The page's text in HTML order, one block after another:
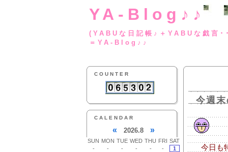
YA-Blog♪♪
(YABUな日記帳♪
＝YA-Blog♪♪
COUNTER
CALENDAR
« 2026.8 »
SUN MON TUE WED THU FRI SAT
-
- - - - -
1
今週
今日も